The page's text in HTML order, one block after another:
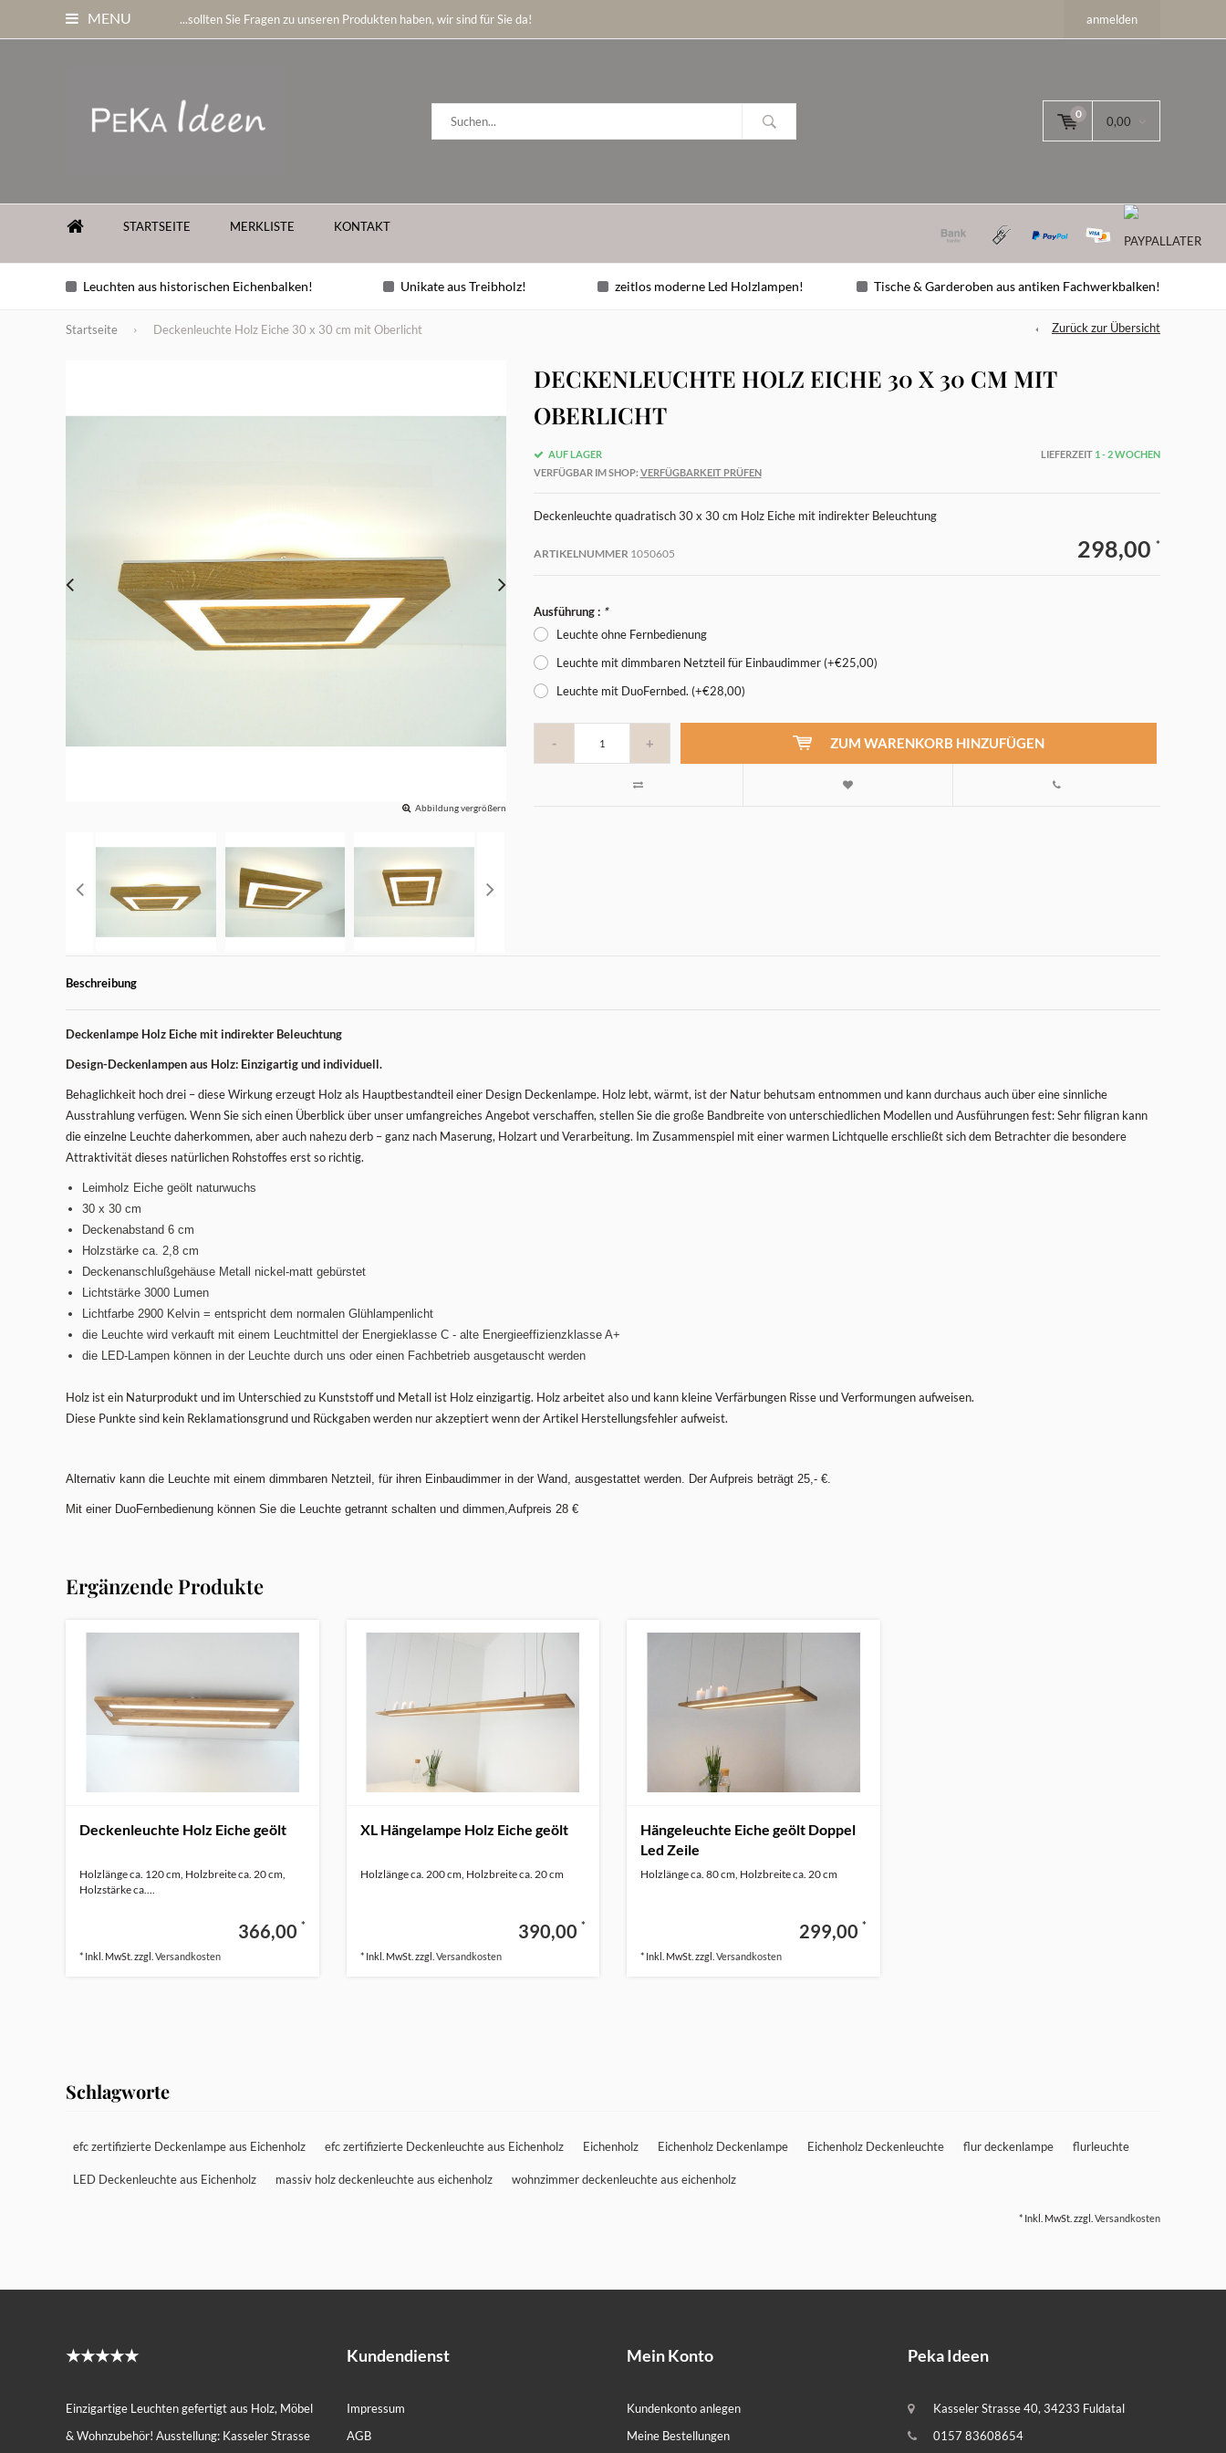
MENU ...sollten Sie Fragen zu unseren Produkten haben, wir sind für Sie da! anmelden
0
0,00
STARTSEITE MERKLISTE KONTAKT
Leuchten aus historischen Eichenbalken! Unikate aus Treibholz! zeitlos moderne Led Holzlampen! Tische & Garderoben aus antiken Fachwerkbalken!
Startseite Deckenleuchte Holz Eiche 30 x 30 cm mit Oberlicht Zurück zur Übersicht
Abbildung vergrößern
DECKENLEUCHTE HOLZ EICHE 30 X 30 CM MIT
OBERLICHT
AUF LAGER LIEFERZEIT 1 - 2 WOCHEN
VERFÜGBAR IM SHOP: VERFÜGBARKEIT PRÜFEN
Deckenleuchte quadratisch 30 x 30 cm Holz Eiche mit indirekter Beleuchtung
ARTIKELNUMMER 1050605 298,00 *
Ausführung : *
Leuchte ohne Fernbedienung
Leuchte mit dimmbaren Netzteil für Einbaudimmer (+€25,00)
Leuchte mit DuoFernbed. (+€28,00)
- + ZUM WARENKORB HINZUFÜGEN
Beschreibung
Deckenlampe Holz Eiche mit indirekter Beleuchtung
Design-Deckenlampen aus Holz: Einzigartig und individuell.
Behaglichkeit hoch drei – diese Wirkung erzeugt Holz als Hauptbestandteil einer Design Deckenlampe. Holz lebt, wärmt, ist der Natur behutsam entnommen und kann durchaus auch über eine sinnliche
Ausstrahlung verfügen. Wenn Sie sich einen Überblick über unser umfangreiches Angebot verschaffen, stellen Sie die große Bandbreite von unterschiedlichen Modellen und Ausführungen fest: Sehr filigran kann
die einzelne Leuchte daherkommen, aber auch nahezu derb – ganz nach Maserung, Holzart und Verarbeitung. Im Zusammenspiel mit einer warmen Lichtquelle erschließt sich dem Betrachter die besondere
Attraktivität dieses natürlichen Rohstoffes erst so richtig.
Leimholz Eiche geölt naturwuchs
30 x 30 cm
Deckenabstand 6 cm
Holzstärke ca. 2,8 cm
Deckenanschlußgehäuse Metall nickel-matt gebürstet
Lichtstärke 3000 Lumen
Lichtfarbe 2900 Kelvin = entspricht dem normalen Glühlampenlicht
die Leuchte wird verkauft mit einem Leuchtmittel der Energieklasse C - alte Energieeffizienzklasse A+
die LED-Lampen können in der Leuchte durch uns oder einen Fachbetrieb ausgetauscht werden
Holz ist ein Naturprodukt und im Unterschied zu Kunststoff und Metall ist Holz einzigartig. Holz arbeitet also und kann kleine Verfärbungen Risse und Verformungen aufweisen.
Diese Punkte sind kein Reklamationsgrund und Rückgaben werden nur akzeptiert wenn der Artikel Herstellungsfehler aufweist.
Alternativ kann die Leuchte mit einem dimmbaren Netzteil, für ihren Einbaudimmer in der Wand, ausgestattet werden. Der Aufpreis beträgt 25,- €.
Mit einer DuoFernbedienung können Sie die Leuchte getrannt schalten und dimmen,Aufpreis 28 €
Ergänzende Produkte
Deckenleuchte Holz Eiche geölt
Holzlänge ca. 120 cm, Holzbreite ca. 20 cm,
Holzstärke ca....
366,00 *
* Inkl. MwSt. zzgl. Versandkosten
XL Hängelampe Holz Eiche geölt
Holzlänge ca. 200 cm, Holzbreite ca. 20 cm
390,00 *
* Inkl. MwSt. zzgl. Versandkosten
Hängeleuchte Eiche geölt Doppel
Led Zeile
Holzlänge ca. 80 cm, Holzbreite ca. 20 cm
299,00 *
* Inkl. MwSt. zzgl. Versandkosten
Schlagworte
efc zertifizierte Deckenlampe aus Eichenholz efc zertifizierte Deckenleuchte aus Eichenholz Eichenholz Eichenholz Deckenlampe Eichenholz Deckenleuchte flur deckenlampe flurleuchte
LED Deckenleuchte aus Eichenholz massiv holz deckenleuchte aus eichenholz wohnzimmer deckenleuchte aus eichenholz
* Inkl. MwSt. zzgl. Versandkosten
★★★★★
Einzigartige Leuchten gefertigt aus Holz, Möbel
& Wohnzubehör! Ausstellung: Kasseler Strasse
Kundendienst
Impressum
AGB
Mein Konto
Kundenkonto anlegen
Meine Bestellungen
Peka Ideen
Kasseler Strasse 40, 34233 Fuldatal
0157 83608654